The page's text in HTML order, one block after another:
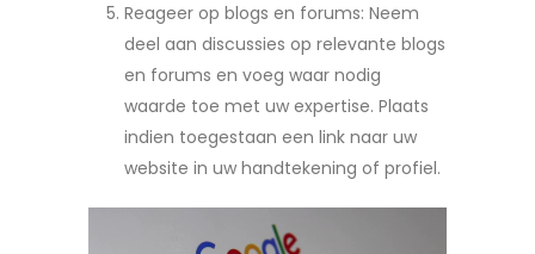
Reageer op blogs en forums: Neem
deel aan discussies op relevante blogs
en forums en voeg waar nodig
waarde toe met uw expertise. Plaats
indien toegestaan een link naar uw
website in uw handtekening of profiel.